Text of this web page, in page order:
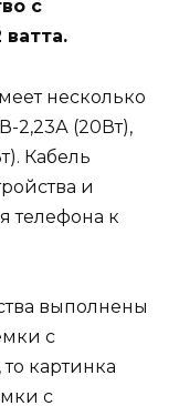
с
несколько
2,23А (20Вт),
Кабель
и
телефона к
выполнены
с
картинка
с